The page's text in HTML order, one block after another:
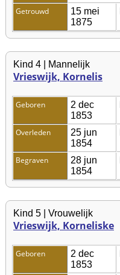
Getrouwd
15 mei
1875
Kind 4 | Mannelijk
Vrieswijk, Kornelis
Geboren
2 dec
1853
Overleden
25 jun
1854
Begraven
28 jun
1854
Kind 5 | Vrouwelijk
Vrieswijk, Korneliske
Geboren
2 dec
1853